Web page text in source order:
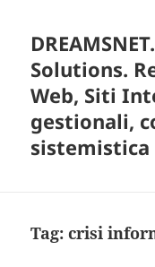
Solutions.
Web, Siti
gestionali,
sistemistica
Tag:crisi